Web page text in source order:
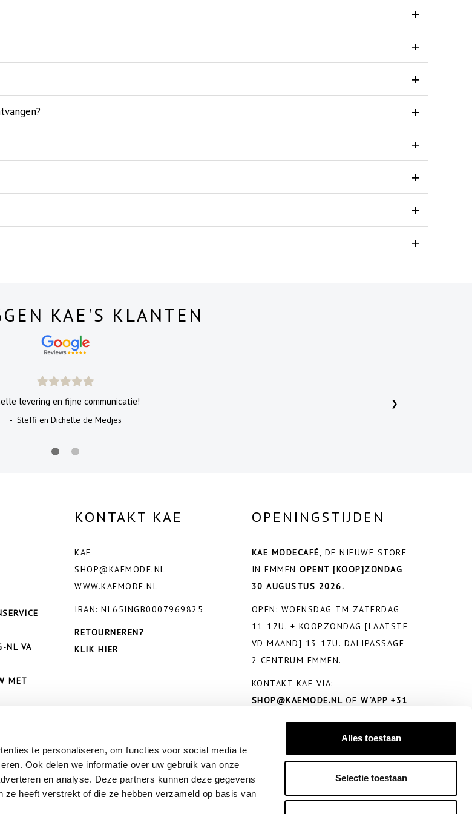
te personaliseren, om functies voor social media te
Ook delen we informatie over uw gebruik van onze
en analyse. Deze partners kunnen deze gegevens
ze heeft verstrekt of die ze hebben verzameld op basis van
Alles toestaan
Selectie toestaan
+
+
+
+
+
+
+
+
KAE'S KLANTEN
levering en fijne communicatie!
- Steffi en Dichelle de Medjes
❯
NL VA
MET
KONTAKT KAE
KAE
SHOP@KAEMODE.NL
WWW.KAEMODE.NL
IBAN: NL65INGB0007969825
RETOURNEREN?
KLIK HIER
OPENINGSTIJDEN
KAE MODECAFÉ, DE NIEUWE STORE
IN EMMEN OPENT [KOOP]ZONDAG
30 AUGUSTUS 2026.
OPEN: WOENSDAG TM ZATERDAG
11-17U. + KOOPZONDAG [LAATSTE
VD MAAND] 13-17U. DALIPASSAGE
2 CENTRUM EMMEN.
KONTAKT KAE VIA:
SHOP@KAEMODE.NL OF W’APP +31